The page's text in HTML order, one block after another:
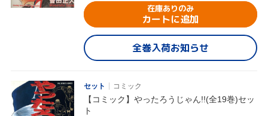
在庫ありのみ
カートに追加
全巻入荷お知らせ
セット コミック
【コミック】やったろうじゃん!!(全19巻)セッ
ト